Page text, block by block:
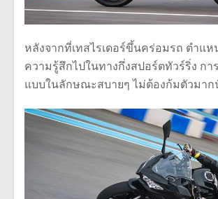
หลังจากที่เทสไรเดอร์ขึ้นคร่อมรถ ตำแ
ความรู้สึกไปในทางกึ่งสปอร์ตทัวร์ริ่ง กา
แบบในลักษณะสบายๆ ไม่ต้องก้มตัวมาก